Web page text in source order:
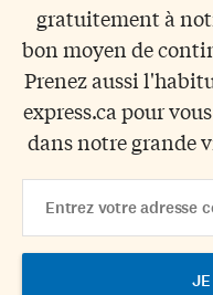
gratuitement à
bon moyen de
Prenez aussi
express.ca pour
dans notre grande
Address